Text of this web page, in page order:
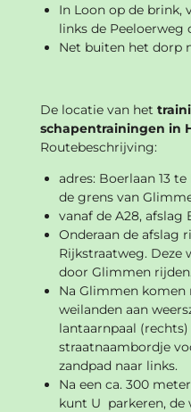
In Loon op de brink,
links de Peeloerweg
Net buiten het dorp
De locatie van het
schapentrainingen in
Routebeschrijving:
adres: Boerlaan 13
de grens van
vanaf de A28, afslag
Onderaan de afslag
Rijkstraatweg. Deze
door Glimmen
Na Glimmen komen
weilanden aan
lantaarnpaal
straatnaambordje
zandpad naar links.
Na een ca. 300
kunt U parkeren, de